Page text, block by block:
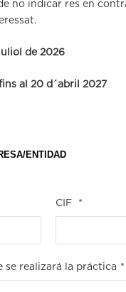
no indicar res en
de 2026
al 20 d´abril 2027
ENTIDAD
CIF *
se realizará la práctica *